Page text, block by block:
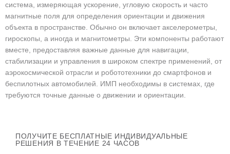
система, измеряющая ускорение, угловую скорость и часто
магнитные поля для определения ориентации и движения
объекта в пространстве. Обычно он включает акселерометры,
гироскопы, а иногда и магнитометры. Эти компоненты работают
вместе, предоставляя важные данные для навигации,
стабилизации и управления в широком спектре применений, от
аэрокосмической отрасли и робототехники до смартфонов и
беспилотных автомобилей. ИМП необходимы в системах, где
требуются точные данные о движении и ориентации.
ПОЛУЧИТЕ БЕСПЛАТНЫЕ ИНДИВИДУАЛЬНЫЕ
РЕШЕНИЯ В ТЕЧЕНИЕ 24 ЧАСОВ